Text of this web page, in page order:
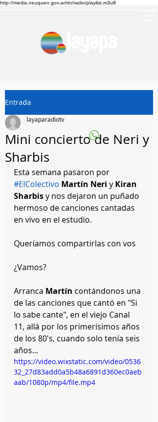
http://media.neuquen.gov.ar/rtn/radio/playlist.m3u8
Entrada
Mini concierto de Neri y
Sharbis
layaparadiotv
Esta semana pasaron por
#ElColectivo Martín Neri y Kiran
Sharbis y nos dejaron un puñado
hermoso de canciones cantadas
en vivo en el estudio.
Queríamos compartirlas con vos
¿Vamos?
Arranca Martín contándonos una
de las canciones que cantó en "Si
lo sabe cante", en el viejo Canal
11, allá por los primerísimos años
de los 80's, cuando solo tenía seis
años...
https://video.wixstatic.com/video/0536
32_27d83add0a5b48a6891d360ec0aeb
aab/1080p/mp4/file.mp4